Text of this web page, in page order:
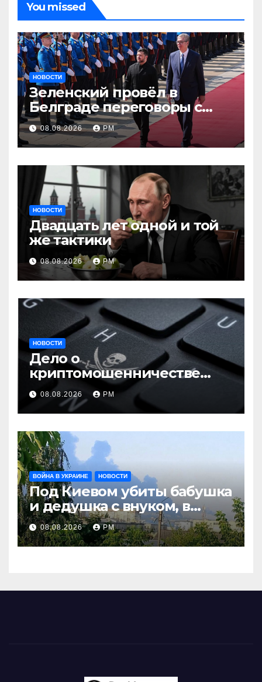
You missed
НОВОСТИ
Зеленский провёл в
Белграде переговоры с
Вучичем
08.08.2026 РМ
НОВОСТИ
Двадцать лет одной и той
же тактики
08.08.2026 РМ
НОВОСТИ
Дело о
криптомошенничестве
оборачивают в содействие
терроризму
08.08.2026 РМ
ВОЙНА В УКРАИНЕ НОВОСТИ
Под Киевом убиты бабушка
и дедушка с внуком, в
Поволжье и на Кубани
вновь горят НПЗ
08.08.2026 РМ